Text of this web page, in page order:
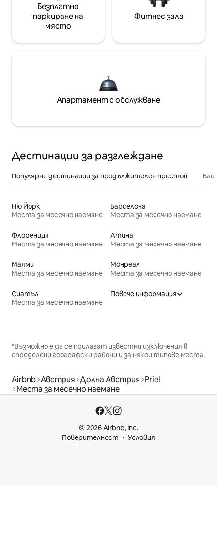
Безплатно
паркиране на
място
Фитнес зала
Апартамент с обслужване
Дестинации за разглеждане
Популярни дестинации за продължителен престой
Ню Йорк
Места за месечно наемане
Барселона
Места за месечно наемане
Флоренция
Места за месечно наемане
Атина
Места за месечно наемане
Маями
Места за месечно наемане
Монреал
Места за месечно наемане
Сиатъл
Места за месечно наемане
Повече информация
*Възможно е да се прилагат известни изключения в
определени географски райони и за някои типове места.
Airbnb Австрия Долна Австрия Priel
Места за месечно наемане
© 2026 Airbnb, Inc.
Поверителност
Условия